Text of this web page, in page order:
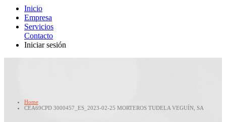
Inicio
Empresa
Servicios
Contacto
Iniciar sesión
Home
CEA69CPD 3000457_ES_2023-02-25 MORTEROS TUDELA VEGUÍN, SA